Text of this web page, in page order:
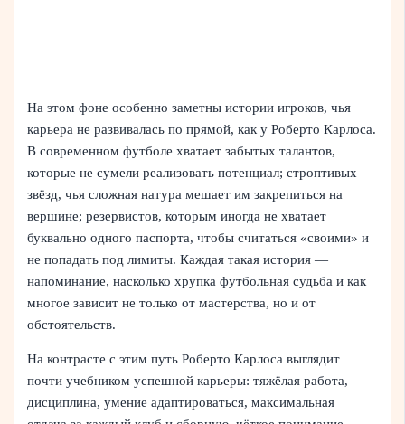
На этом фоне особенно заметны истории игроков, чья
карьера не развивалась по прямой, как у Роберто Карлоса.
В современном футболе хватает забытых талантов,
которые не сумели реализовать потенциал; строптивых
звёзд, чья сложная натура мешает им закрепиться на
вершине; резервистов, которым иногда не хватает
буквально одного паспорта, чтобы считаться «своими» и
не попадать под лимиты. Каждая такая история —
напоминание, насколько хрупка футбольная судьба и как
многое зависит не только от мастерства, но и от
обстоятельств.
На контрасте с этим путь Роберто Карлоса выглядит
почти учебником успешной карьеры: тяжёлая работа,
дисциплина, умение адаптироваться, максимальная